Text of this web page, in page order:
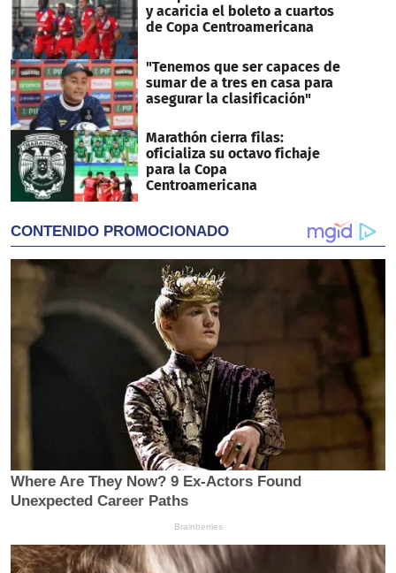
y acaricia el boleto a cuartos
de Copa Centroamericana
"Tenemos que ser capaces de
sumar de a tres en casa para
asegurar la clasificación"
Marathón cierra filas:
oficializa su octavo fichaje
para la Copa
Centroamericana